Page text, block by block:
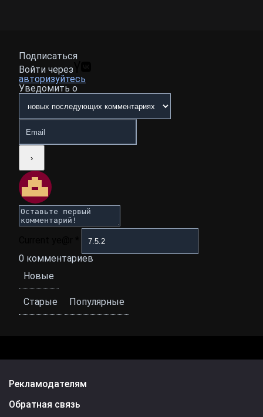
Подписаться
Войти через
авторизуйтесь
Уведомить о
0 комментариев
Новые
Старые Популярные
Рекламодателям
Обратная связь